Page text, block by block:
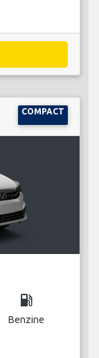
COMPACT
local_gas_station
Benzine